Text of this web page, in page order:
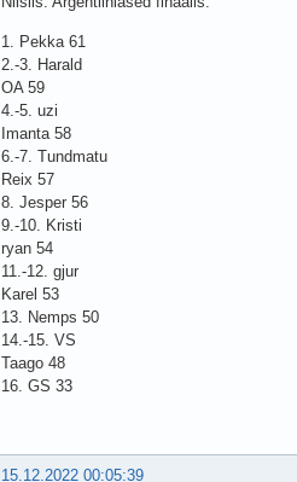
1. Pekka 61
2.-3. Harald
OA 59
4.-5. uzi
Imanta 58
6.-7. Tundmatu
Reix 57
8. Jesper 56
9.-10. Kristi
ryan 54
11.-12. gjur
Karel 53
13. Nemps 50
14.-15. VS
Taago 48
16. GS 33
15.12.2022 00:05:39